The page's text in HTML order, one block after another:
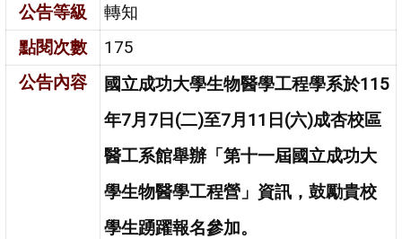
公告等級
轉知
點閱次數
175
公告內容
國立成功大學生物醫學工程學系於115
年7月 7 日 (二)至7月 11 日 (六)成杏校區
醫工系館舉辦 「第十一屆國立成功大
學生物醫學工程營 」 資訊 ，鼓勵貴校
學生踴躍報名參加。